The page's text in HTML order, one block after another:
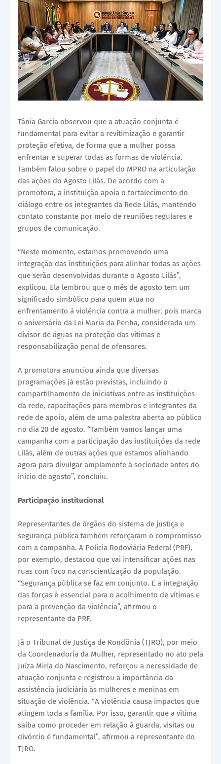
Tânia Garcia observou que a atuação conjunta é
fundamental para evitar a revitimização e garantir
proteção efetiva, de forma que a mulher possa
enfrentar e superar todas as formas de violência.
Também falou sobre o papel do MPRO na articulação
das ações do Agosto Lilás. De acordo com a
promotora, a instituição apoia o fortalecimento do
diálogo entre os integrantes da Rede Lilás, mantendo
contato constante por meio de reuniões regulares e
grupos de comunicação.
“Neste momento, estamos promovendo uma
integração das instituições para alinhar todas as ações
que serão desenvolvidas durante o Agosto Lilás”,
explicou. Ela lembrou que o mês de agosto tem um
significado simbólico para quem atua no
enfrentamento à violência contra a mulher, pois marca
o aniversário da Lei Maria da Penha, considerada um
divisor de águas na proteção das vítimas e
responsabilização penal de ofensores.
A promotora anunciou ainda que diversas
programações já estão previstas, incluindo o
compartilhamento de iniciativas entre as instituições
da rede, capacitações para membros e integrantes da
rede de apoio, além de uma palestra aberta ao público
no dia 20 de agosto. “Também vamos lançar uma
campanha com a participação das instituições da rede
Lilás, além de outras ações que estamos alinhando
agora para divulgar amplamente à sociedade antes do
início de agosto”, concluiu.
Participação institucional
Representantes de órgãos do sistema de justiça e
segurança pública também reforçaram o compromisso
com a campanha. A Polícia Rodoviária Federal (PRF),
por exemplo, destacou que vai intensificar ações nas
ruas com foco na conscientização da população.
“Segurança pública se faz em conjunto. E a integração
das forças é essencial para o acolhimento de vítimas e
para a prevenção da violência”, afirmou o
representante da PRF.
Já o Tribunal de Justiça de Rondônia (TJRO), por meio
da Coordenadoria da Mulher, representado no ato pela
Juíza Miria do Nascimento, reforçou a necessidade de
atuação conjunta e registrou a importância da
assistência judiciária às mulheres e meninas em
situação de violência. “A violência causa impactos que
atingem toda a família. Por isso, garantir que a vítima
saiba como proceder em relação à guarda, visitas ou
divórcio é fundamental”, afirmou a representante do
TJRO.